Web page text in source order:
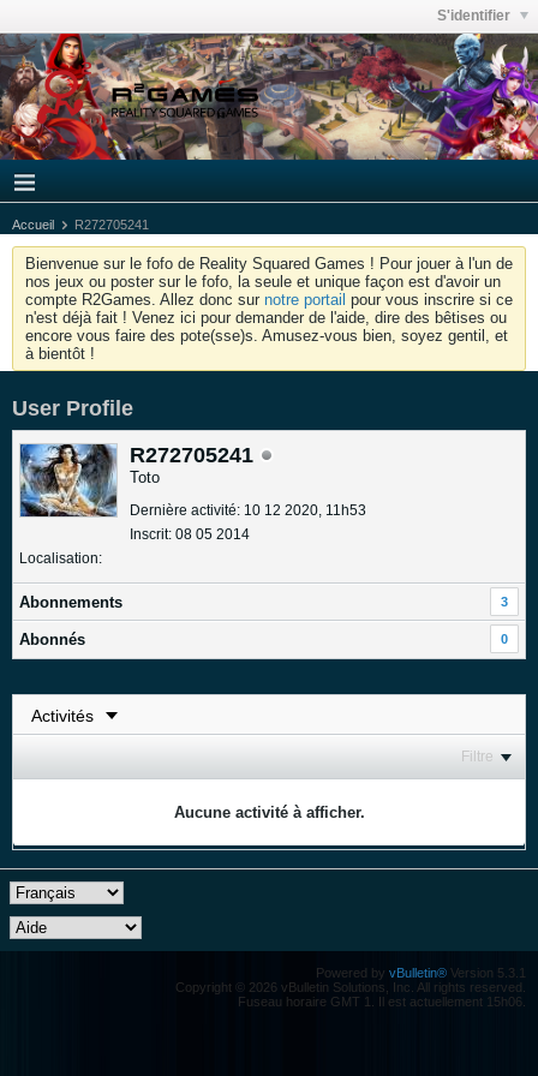
S'identifier
Accueil R272705241
Bienvenue sur le fofo de Reality Squared Games ! Pour jouer à l'un de
nos jeux ou poster sur le fofo, la seule et unique façon est d'avoir un
compte R2Games. Allez donc sur notre portail pour vous inscrire si ce
n'est déjà fait ! Venez ici pour demander de l'aide, dire des bêtises ou
encore vous faire des pote(sse)s. Amusez-vous bien, soyez gentil, et
à bientôt !
User Profile
R272705241
Toto
Dernière activité: 10 12 2020, 11h53
Inscrit: 08 05 2014
Localisation:
Abonnements 3
Abonnés 0
Filtre
Aucune activité à afficher.
Powered by vBulletin® Version 5.3.1
Copyright © 2026 vBulletin Solutions, Inc. All rights reserved.
Fuseau horaire GMT 1. Il est actuellement 15h06.